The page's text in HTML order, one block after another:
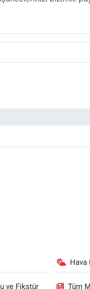
Hava
ve Fikstür Tüm